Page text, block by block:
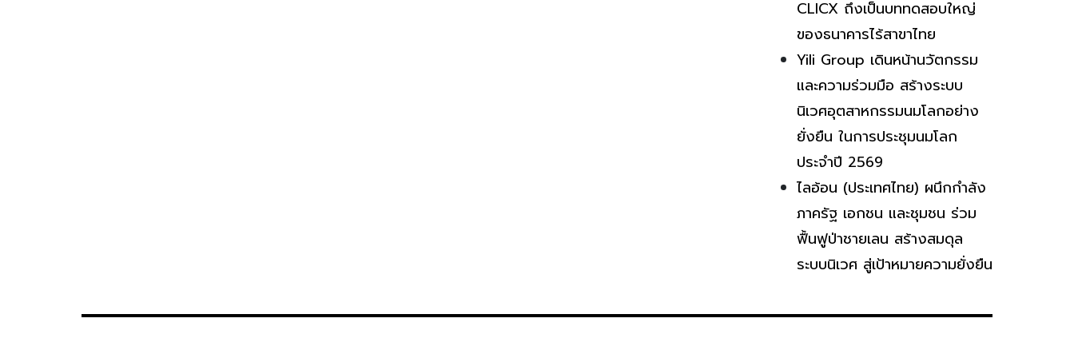
CLICX ถึงเป็นบททดสอบใหญ่
ของธนาคารไร้สาขาไทย
Yili Group เดินหน้านวัตกรรม
และความร่วมมือ สร้างระบบ
นิเวศอุตสาหกรรมนมโลกอย่าง
ยั่งยืน ในการประชุมนมโลก
ประจำปี 2569
ไลอ้อน (ประเทศไทย) ผนึกกำลัง
ภาครัฐ เอกชน และชุมชน ร่วม
ฟื้นฟูป่าชายเลน สร้างสมดุล
ระบบนิเวศ สู่เป้าหมายความยั่งยืน